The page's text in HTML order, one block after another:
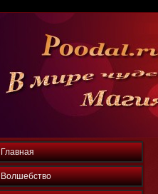
Главная
Волшебство